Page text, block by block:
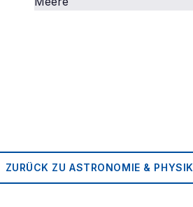
ZURÜCK ZUASTRONOMIE & PHYSIK